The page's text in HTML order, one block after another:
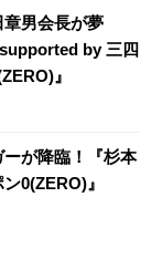
男会長が夢
by 三四
』
が降臨！『杉本
0(ZERO)』